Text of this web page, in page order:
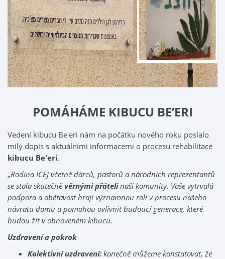
POMÁHÁME KIBUCU BE’ERI
Vedení kibucu Be'eri nám na počátku nového roku poslalo
milý dopis s aktuálními informacemi o procesu rehabilitace
kibucu Be'eri.
„Rodina ICEJ včetně dárců, pastorů a národních reprezentantů
se stala skutečněvěrnými přátelinaší komunity. Vaše vytrvalá
podpora a obětavost hrají významnou roli v procesu našeho
návratu domů a pomohou ovlivnit budoucí generace, které
budou žít v obnoveném kibucu.
Uzdravení a pokrok
Kolektivní uzdravení: konečně můžeme konstatovat, že